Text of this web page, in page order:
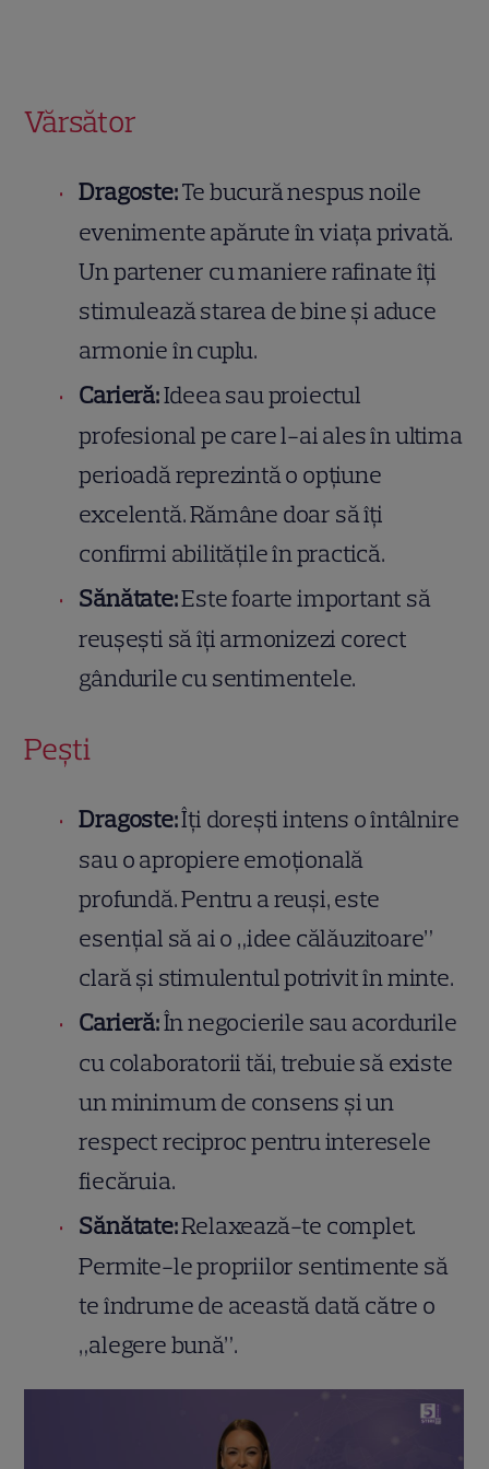
Vărsător
Dragoste:Te bucură nespus noile
evenimente apărute în viața privată.
Un partener cu maniere rafinate îți
stimulează starea de bine și aduce
armonie în cuplu.
Carieră:Ideea sau proiectul
profesional pe care l-ai ales în ultima
perioadă reprezintă o opțiune
excelentă. Rămâne doar să îți
confirmi abilitățile în practică.
Sănătate:Este foarte important să
reușești să îți armonizezi corect
gândurile cu sentimentele.
Pești
Dragoste:Îți dorești intens o întâlnire
sau o apropiere emoțională
profundă. Pentru a reuși, este
esențial să ai o „idee călăuzitoare”
clară și stimulentul potrivit în minte.
Carieră:În negocierile sau acordurile
cu colaboratorii tăi, trebuie să existe
un minimum de consens și un
respect reciproc pentru interesele
fiecăruia.
Sănătate:Relaxează-te complet.
Permite-le propriilor sentimente să
te îndrume de această dată către o
„alegere bună”.